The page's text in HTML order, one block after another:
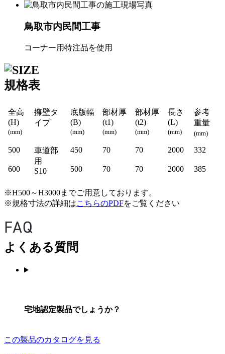
鳥取市内民間工事
コーナー用特注品を使用
規格表
全高
(H)
(mm)
擁壁タ
イプ
底版幅
(B)
(mm)
部材厚
(t1)
(mm)
部材厚
(t2)
(mm)
長さ
(L)
(mm)
参考
重量
(mm)
500
車道部
用
S10
450 70 70 2000 332
600 500 70 70 2000 385
※H500～H3000までご用意しております。
※規格寸法の詳細はこちらのPDFをご覧ください
よくある質問
宅地認定製品でしょうか？
この製品のカタログを見る